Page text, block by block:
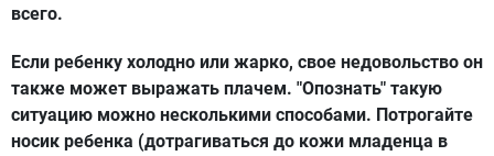
всего.
Если ребенку холодно или жарко, свое недовольство он
также может выражать плачем. "Опознать" такую
ситуацию можно несколькими способами. Потрогайте
носик ребенка (дотрагиваться до кожи младенца в